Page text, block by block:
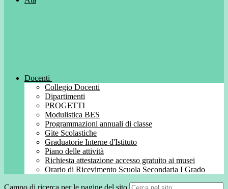
Docenti
Collegio Docenti
Dipartimenti
PROGETTI
Modulistica BES
Programmazioni annuali di classe
Gite Scolastiche
Graduatorie Interne d'Istituto
Piano delle attività
Richiesta attestazione accesso gratuito ai musei
Orario di Ricevimento Scuola Secondaria I Grado